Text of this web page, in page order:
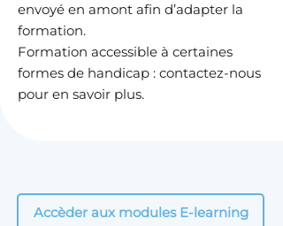
envoyé en amont afin d’adapter la
formation.
Formation accessible à certaines
formes de handicap : contactez-nous
pour en savoir plus.
Accèder aux modules E-learning